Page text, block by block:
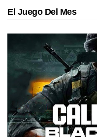
El Juego Del Mes